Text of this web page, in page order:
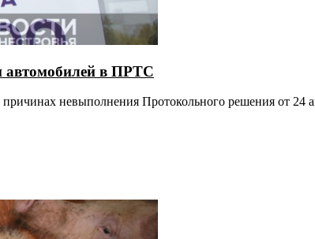
автомобилей в ПРТС
невыполнения Протокольного решения от 24